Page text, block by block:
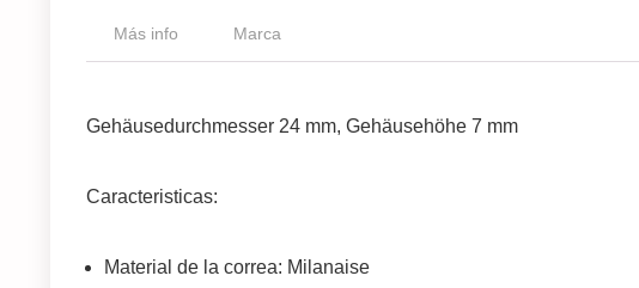
Más info Marca
Gehäusedurchmesser 24 mm, Gehäusehöhe 7 mm
Caracteristicas:
Material de la correa: Milanaise